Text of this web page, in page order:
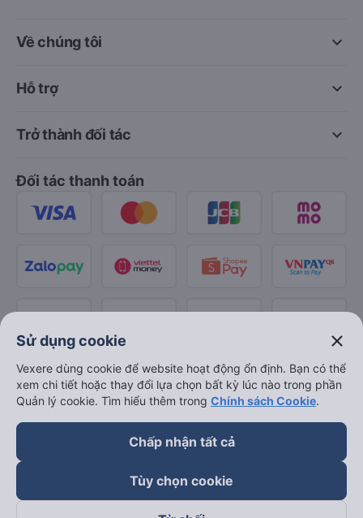
keyboard_arrow_down
Về chúng tôi
keyboard_arrow_down
Hỗ trợ
keyboard_arrow_down
Trở thành đối tác
Đối tác thanh toán
Sử dụng cookie close
Vexere dùng cookie để website hoạt động ổn định. Bạn có thể
xem chi tiết hoặc thay đổi lựa chọn bất kỳ lúc nào trong phần
Quản lý cookie. Tìm hiểu thêm trong Chính sách Cookie.
Chấp nhận tất cả
Tùy chọn cookie